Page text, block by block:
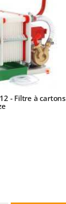
- Filtre à